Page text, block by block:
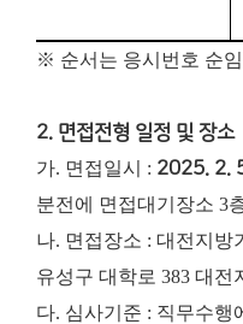
※ 순서는 응시번호 순임
2. 면접전형 일정 및 장소
가. 면접일시 : 2025. 2.
분전에 면접대기장소 3
나. 면접장소 : 대전지방
유성구 대학로 383 대전
다. 심사기준 : 직무수행